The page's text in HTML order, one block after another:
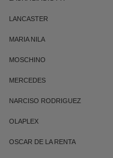
LANCASTER
MARIA NILA
MOSCHINO
MERCEDES
NARCISO RODRIGUEZ
OLAPLEX
OSCAR DE LA RENTA